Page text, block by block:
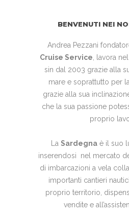
BENVENUTI NEI
Andrea Pezzani
Cruise Service, lavora
sin dal 2003 grazie alla
mare e soprattutto per
grazie alla sua
che la sua passione
proprio
La Sardegnaè il suo
inserendosi nel mercato
di imbarcazioni a vela
importanti cantieri
proprio territorio,
vendite e